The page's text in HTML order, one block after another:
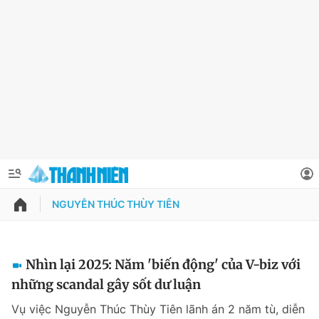
QUẢNG CÁO
Thông tin tài khoản
Đổi mật khẩu
NGUYỄN THÚC THÙY TIÊN
Nhìn lại 2025: Năm 'biến động' của V-biz với
những scandal gây sốt dư luận
Vụ việc Nguyễn Thúc Thùy Tiên lãnh án 2 năm tù, diễn